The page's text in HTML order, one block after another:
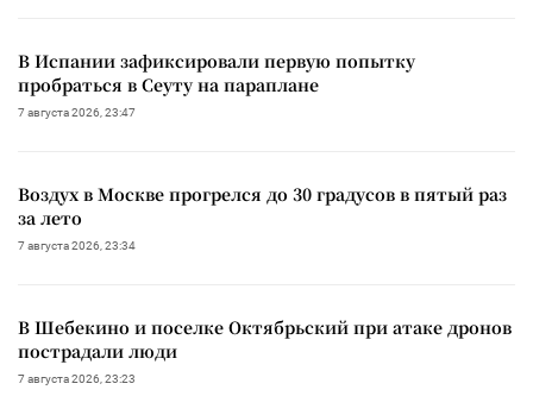
В Испании зафиксировали первую попытку
пробраться в Сеуту на параплане
7 августа 2026, 23:47
Воздух в Москве прогрелся до 30 градусов в пятый раз
за лето
7 августа 2026, 23:34
В Шебекино и поселке Октябрьский при атаке дронов
пострадали люди
7 августа 2026, 23:23